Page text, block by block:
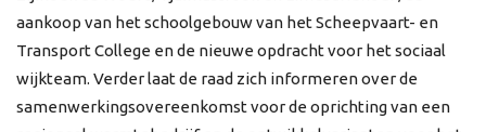
aankoop van het schoolgebouw van het Scheepvaart- en
Transport College en de nieuwe opdracht voor het sociaal
wijkteam. Verder laat de raad zich informeren over de
samenwerkingsovereenkomst voor de oprichting van een